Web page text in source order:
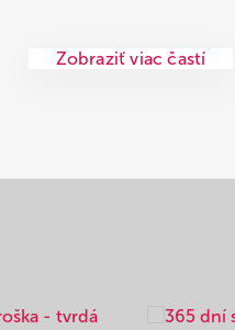
Zobraziť viac častí